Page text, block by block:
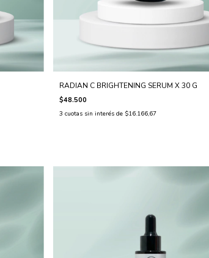
RADIAN C BRIGHTENING SERUM X 30 G
$48.500
3 cuotas sin interés de $16.166,67